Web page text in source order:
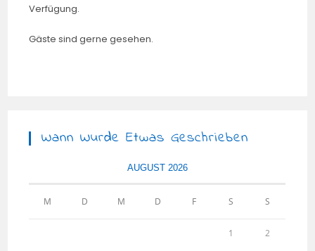
Verfügung.
Gäste sind gerne gesehen.
Wann Wurde Etwas Geschrieben
AUGUST 2026
M D M D F S S
1 2